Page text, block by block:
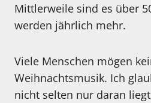
Mittlerweile sind es über
werden jährlich mehr.
Viele Menschen mögen
Weihnachtsmusik. Ich
nicht selten nur daran